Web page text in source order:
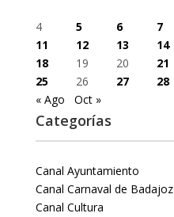
4
5 6 7
11
12 13 14
18
19 20 21
25
26 27 28
« Ago
Oct »
Categorías
Canal Ayuntamiento
Canal Carnaval de Badajoz
Canal Cultura